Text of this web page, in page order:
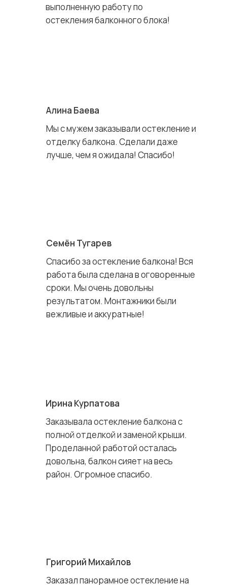
выполненную работу по
остекления балконного блока!
Мы с мужем заказывали остекление и
отделку балкона. Сделали даже
лучше, чем я ожидала! Спасибо!
Алина Баева
Заказал панорамное остекление на
Григорий Михайлов
Заказывала остекление балкона с
полной отделкой и заменой крыши.
Проделанной работой осталась
довольна, балкон сияет на весь
район. Огромное спасибо.
Ирина Курпатова
Спасибо за остекление балкона! Вся
работа была сделана в оговоренные
сроки. Мы очень довольны
результатом. Монтажники были
вежливые и аккуратные!
Семён Тугарев